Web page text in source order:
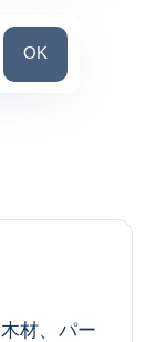
国を検索
OK
材、パー